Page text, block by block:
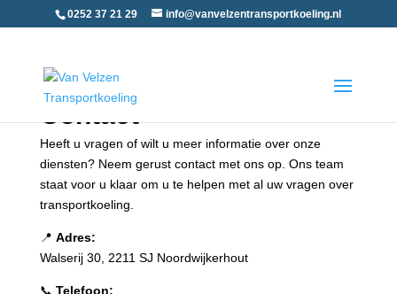
0252 37 21 29 info@vanvelzentransportkoeling.nl
Contact
Heeft u vragen of wilt u meer informatie over onze
diensten? Neem gerust contact met ons op. Ons team
staat voor u klaar om u te helpen met al uw vragen over
transportkoeling.
📍 Adres:
Walserij 30, 2211 SJ Noordwijkerhout
📞 Telefoon: